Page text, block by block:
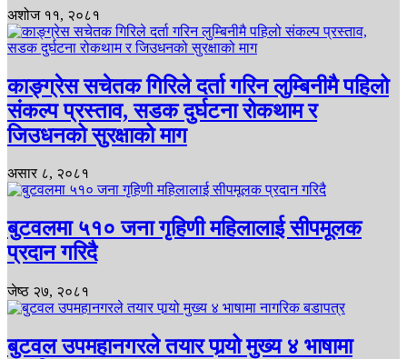
अशोज ११, २०८१
काङ्ग्रेस सचेतक गिरिले दर्ता गरिन लुम्बिनीमै पहिलो
संकल्प प्रस्ताव, सडक दुर्घटना रोकथाम र
जिउधनको सुरक्षाको माग
असार ८, २०८१
बुटवलमा ५१० जना गृहिणी महिलालाई सीपमूलक
प्रदान गरिदै
जेष्ठ २७, २०८१
बुटवल उपमहानगरले तयार पार्‍यो मुख्य ४ भाषामा